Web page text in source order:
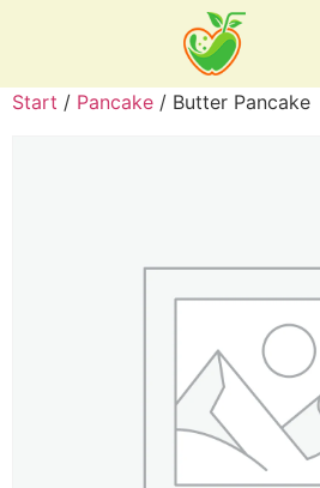
Start / Pancake / Butter Pancake